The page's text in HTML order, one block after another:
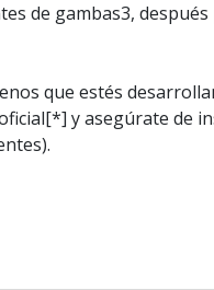
de gambas3,
que estés
y asegúrate de